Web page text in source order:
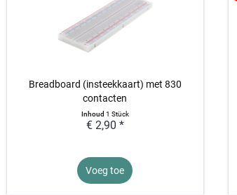
Breadboard (insteekkaart) met 830
contacten
Inhoud 1 Stück
€ 2,90 *
Voeg toe